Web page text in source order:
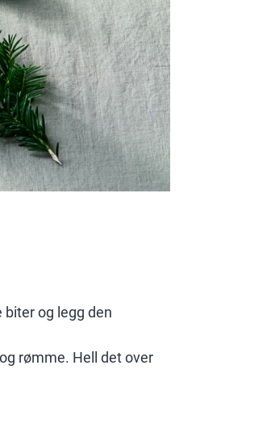
biter og legg den
rømme. Hell det over